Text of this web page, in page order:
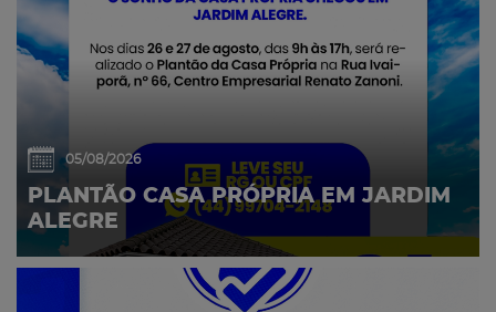
05/08/2026
PLANTÃO CASA PRÓPRIA EM JARDIM
ALEGRE